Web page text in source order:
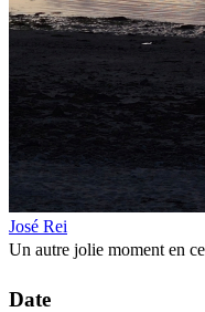
José Rei
Un autre jolie moment en
Date